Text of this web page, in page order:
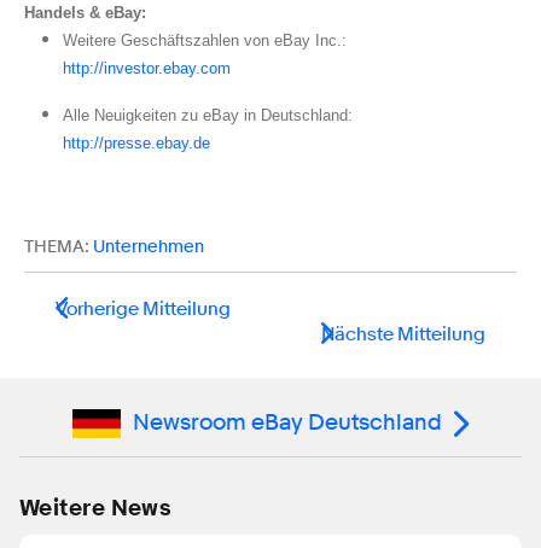
Handels & eBay:
Weitere Geschäftszahlen von eBay Inc.:
http://investor.ebay.com
Alle Neuigkeiten zu eBay in Deutschland:
http://presse.ebay.de
THEMA: Unternehmen
Vorherige Mitteilung
Nächste Mitteilung
Newsroom eBay Deutschland
Weitere News